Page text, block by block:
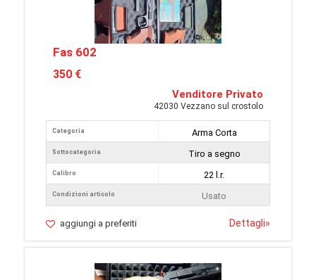
Fas 602
350 €
Venditore Privato
42030 Vezzano sul crostolo
Categoria
Sottocategoria
Calibro
Condizioni articolo
Arma Corta
Tiro a segno
22 l.r.
Usato
aggiungi a preferiti Dettagli»